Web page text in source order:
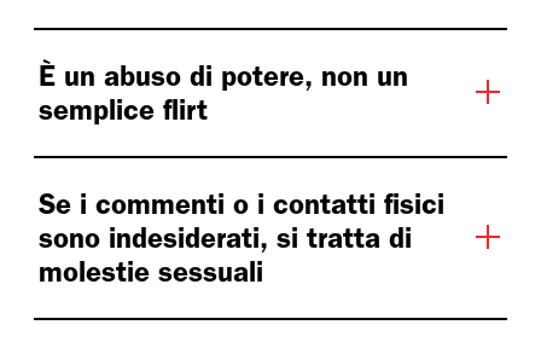
È un abuso di potere, non un
semplice flirt
Se i commenti o i contatti fisici
sono indesiderati, si tratta di
molestie sessuali